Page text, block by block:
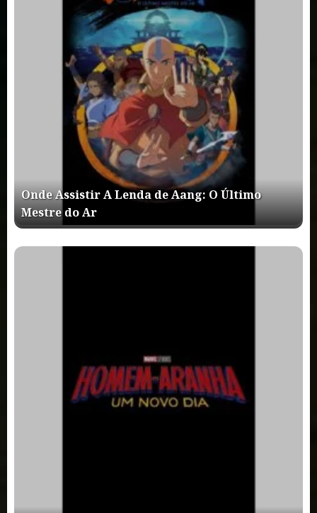
Onde Assistir A Lenda de Aang: O Último
Mestre do Ar